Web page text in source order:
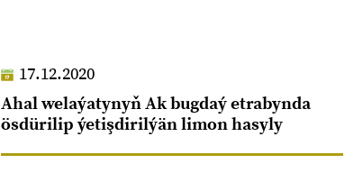
17.12.2020
Ahal welaýatynyň Ak bugdaý etrabynda
ösdürilip ýetişdirilýän limon hasyly